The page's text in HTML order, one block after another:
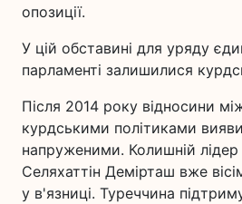
опозиції.
У цій обставині для уряду
парламенті залишилися
Після 2014 року відносини
курдськими політиками
напруженими. Колишній лідер
Селяхаттін Демірташ вже
у в'язниці. Туреччина